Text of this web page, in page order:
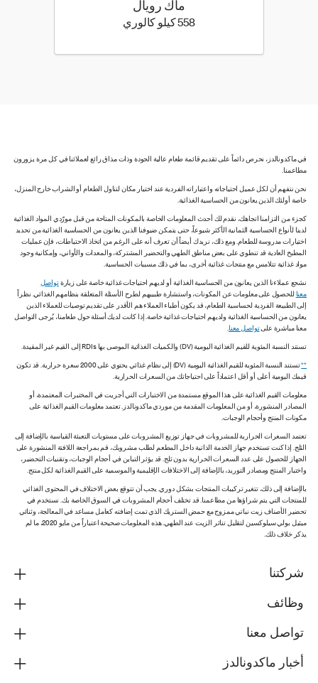
ماك رويال
558 كيلو كالوري 558 كيلو سعرة حرارية
في ماكدونالدز، نحرص دائماً على تقديم قائمة طعام عالية الجودة وذات مذاق رائع لعملائنا في كل مرة يزورون
مطاعمنا.
نحن نتفهم أن لكل عميل احتياجاته واعتباراته الفردية عند اختيار مكان لتناول الطعام أو الشراب خارج المنزل،
خاصة أولئك الذين يعانون من الحساسية الغذائية.
كجزء من التزامنا اتجاهك، نقدم لك أحدث المعلومات الخاصة بالمكونات المتاحة من قبل مورّدي المواد الغذائية
لدينا لأنواع الحساسية الثمانية الأكثر شيوعاً، حتى يتمكن ضيوفنا الذين يعانون من الحساسية الغذائية من تحديد
اختيارات مدروسة للطعام. ومع ذلك، نريدك أيضاً أن تعرف أنه على الرغم من اتخاذ الاحتياطات، فإن عمليات
المطبخ العادية قد تنطوي على بعض مناطق الطهي والتحضير المشتركة، والمعدات والأواني، وإمكانية وجود
مواد غذائية تتلامس مع منتجات غذائية أخرى، بما في ذلك مسببات الحساسية.
نشجع عملاءنا الذين يعانون من الحساسية الغذائية أو لديهم احتياجات غذائية خاصة على زيارةتواصل
معنا للحصول على معلومات عن المكونات، واستشارة طبيبهم لطرح الأسئلة المتعلقة بنظامهم الغذائي. نظراً
إلى الطبيعة الفردية لحساسية الطعام، قد يكون أطباء العملاء هم الأقدر على تقديم توصيات للعملاء الذين
يعانون من الحساسية الغذائية ولديهم احتياجات غذائية خاصة. إذا كانت لديك أسئلة حول طعامنا، يُرجى التواصل
معنا مباشرة علىتواصل معنا.
تستند النسبة المئوية للقيم الغذائية اليومية (DV) والكميات الغذائية الموصى بها RDIs إلى القيم غير المقيدة.
**
تستند النسبة المئوية للقيم الغذائية اليومية (DV) إلى نظام غذائي يحتوي على 2000 سعرة حرارية. قد تكون
قيمك اليومية أعلى أو أقل اعتماداً على احتياجاتك من السعرات الحرارية.
معلومات القيم الغذائية على هذا الموقع مستمدة من الاختبارات التي أجريت في المختبرات المعتمدة، أو
المصادر المنشورة، أو من المعلومات المقدمة من موردي ماكدونالدز. تعتمد معلومات القيم الغذائية على
مكونات المنتج وأحجام الوجبات.
تعتمد السعرات الحرارية للمشروبات في جهاز توزيع المشروبات على مستويات التعبئة القياسية بالإضافة إلى
الثلج. إذا كنت تستخدم جهاز الخدمة الذاتية داخل المطعم لطلب مشروبك، قم بمراجعة اللافتة المنشورة على
الجهاز للحصول على عدد السعرات الحرارية بدون ثلج. قد يؤثر التباين في أحجام الوجبات، وتقنيات التحضير،
واختبار المنتج ومصادر التوريد، بالإضافة إلى الاختلافات الإقليمية والموسمية على القيم الغذائية لكل منتج.
بالإضافة إلى ذلك، تتغير تركيبات المنتجات بشكل دوري. يجب أن تتوقع بعض الاختلاف في المحتوى الغذائي
للمنتجات التي يتم شراؤها من مطاعمنا. قد تختلف أحجام المشروبات في السوق الخاصة بك. نستخدم في
تحضير الأصناف زيت نباتي ممزوج مع حمض الستريك الذي تمت إضافته كعامل مساعد في المعالجة، وثنائي
ميثيل بولي سيلوكسين لتقليل تناثر الزيت عند الطهي. هذه المعلومات صحيحة اعتباراً من مايو 2020، ما لم
يذكر خلاف ذلك.
شركتنا
وظائف
تواصل معنا
أخبار ماكدونالدز